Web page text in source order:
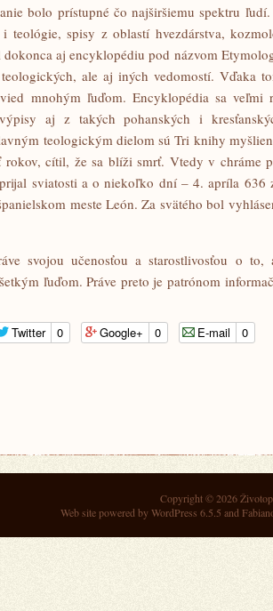
bolo prístupné čo najširšiemu spektru
teológie, spisy z oblastí hvezdárstva,
dokonca aj encyklopédiu pod názvom
ale aj iných vedomostí. Vďaka
mnohým ľuďom. Encyklopédia sa veľmi
aj z takých pohanských i
teologickým dielom sú Tri knihy
rokov, cítil, že sa blíži smrť. Vtedy v chráme
sviatosti a o niekoľko dní – 4. apríla 636
meste León. Za svätého bol
svojou učenosťou a starostlivosťou o
ľuďom. Práve preto je patrónom
Twitter 0 Google+ 0 E-mail 0
Copyright © 2026
Web site powered byWordPress 6.5.5 and